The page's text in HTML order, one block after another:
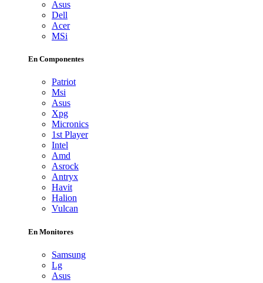
Asus
Dell
Acer
MSi
En Componentes
Patriot
Msi
Asus
Xpg
Micronics
1st Player
Intel
Amd
Asrock
Antryx
Havit
Halion
Vulcan
En Monitores
Samsung
Lg
Asus